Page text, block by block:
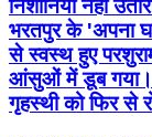
निशानियां नहीं
भरतपुर के 'अपना
से स्वस्थ हुए
आंसुओं में डूब गया।
गृहस्थी को फिर से